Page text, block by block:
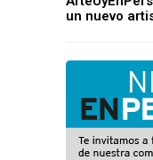
un nuevo